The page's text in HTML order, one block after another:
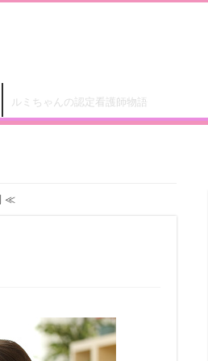
ルミちゃんの認定看護師物語
≪